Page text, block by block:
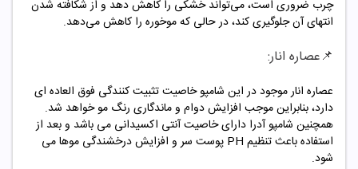
چرب ضروری است، می‌تواند خشکی را کاهش دهد و از شکافته شدن
انتهای آن جلوگیری کند، در حالی که موخوره را کاهش می‌دهد.
📌عصاره انار:
عصاره انار موجود در این شامپو خاصیت تثبیت کنندگی فوق العاده ای
دارد، بنابراین موجب افزایش دوام و ماندگاری رنگ مو خواهد شد.
همچنین شامپو آدرا دارای خاصیت آنتی اکسیدانی می باشد و بعد از
استفاده باعث تنظیم PH پوست سر و افزایش درخشندگی موها می
شود.